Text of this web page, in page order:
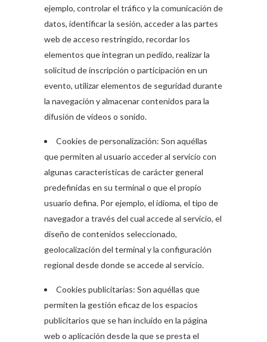
ejemplo, controlar el tráfico y la comunicación de
datos, identificar la sesión, acceder a las partes
web de acceso restringido, recordar los
elementos que integran un pedido, realizar la
solicitud de inscripción o participación en un
evento, utilizar elementos de seguridad durante
la navegación y almacenar contenidos para la
difusión de videos o sonido.
Cookies de personalización: Son aquéllas
que permiten al usuario acceder al servicio con
algunas características de carácter general
predefinidas en su terminal o que el propio
usuario defina. Por ejemplo, el idioma, el tipo de
navegador a través del cual accede al servicio, el
diseño de contenidos seleccionado,
geolocalización del terminal y la configuración
regional desde donde se accede al servicio.
Cookies publicitarias: Son aquéllas que
permiten la gestión eficaz de los espacios
publicitarios que se han incluido en la página
web o aplicación desde la que se presta el